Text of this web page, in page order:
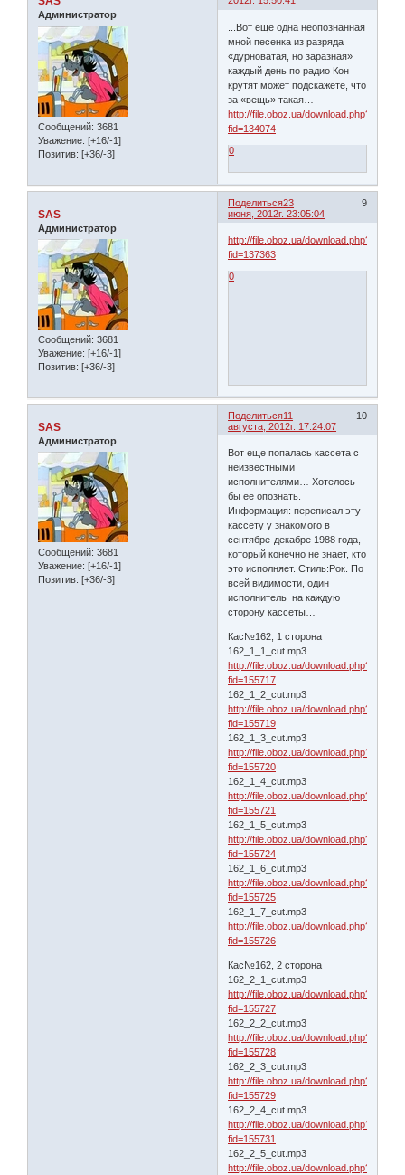
Администратор
Сообщений: 3681
Уважение: [+16/-1]
Позитив: [+36/-3]
...Вот еще одна неопознанная
мной песенка из разряда
«дурноватая, но заразная»
каждый день по радио Кон
крутят может подскажете, что
за «вещь» такая…
http://file.oboz.ua/download.php?
fid=134074
0
Поделиться 9
23
июня, 2012г. 23:05:04
SAS
Администратор
Сообщений: 3681
Уважение: [+16/-1]
Позитив: [+36/-3]
http://file.oboz.ua/download.php?
fid=137363
0
Поделиться 10
11
августа, 2012г. 17:24:07
SAS
Администратор
Сообщений: 3681
Уважение: [+16/-1]
Позитив: [+36/-3]
Вот еще попалась кассета с
неизвестными
исполнителями… Хотелось
бы ее опознать.
Информация: переписал эту
кассету у знакомого в
сентябре-декабре 1988 года,
который конечно не знает, кто
это исполняет. Стиль:Рок. По
всей видимости, один
исполнитель на каждую
сторону кассеты…
Кас№162, 1 сторона
162_1_1_cut.mp3
http://file.oboz.ua/download.php?
fid=155717
162_1_2_cut.mp3
http://file.oboz.ua/download.php?
fid=155719
162_1_3_cut.mp3
http://file.oboz.ua/download.php?
fid=155720
162_1_4_cut.mp3
http://file.oboz.ua/download.php?
fid=155721
162_1_5_cut.mp3
http://file.oboz.ua/download.php?
fid=155724
162_1_6_cut.mp3
http://file.oboz.ua/download.php?
fid=155725
162_1_7_cut.mp3
http://file.oboz.ua/download.php?
fid=155726
Кас№162, 2 сторона
162_2_1_cut.mp3
http://file.oboz.ua/download.php?
fid=155727
162_2_2_cut.mp3
http://file.oboz.ua/download.php?
fid=155728
162_2_3_cut.mp3
http://file.oboz.ua/download.php?
fid=155729
162_2_4_cut.mp3
http://file.oboz.ua/download.php?
fid=155731
162_2_5_cut.mp3
http://file.oboz.ua/download.php?